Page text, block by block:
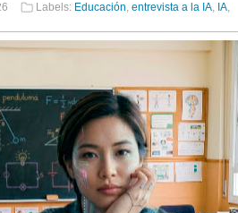
Labels: Educación, entrevista a la IA, IA,